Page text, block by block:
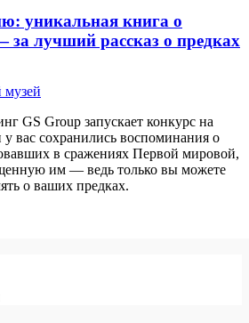
уникальная книга о
лучший рассказ о предках
музей
GS Group запускает конкурс на
вас сохранились воспоминания о
в сражениях Первой мировой,
им — ведь только вы можете
о ваших предках.